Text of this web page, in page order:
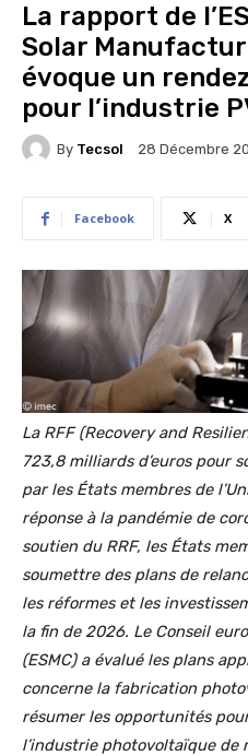
La rapport de
Solar
évoque un
pour l’industrie
By Tecsol 28 Décembre
Facebook X
La RFF (Recovery and
723,8 milliards d’euros pour
par les États membres de
réponse à la pandémie de
soutien du RRF, les États
soumettre des plans de
les réformes et les
la fin de 2026. Le Conseil
(ESMC) a évalué les plans
concerne la fabrication
résumer les opportunités
l’industrie photovoltaïque de